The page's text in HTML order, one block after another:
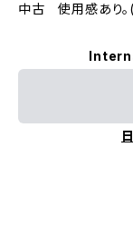
中古 使用感あり